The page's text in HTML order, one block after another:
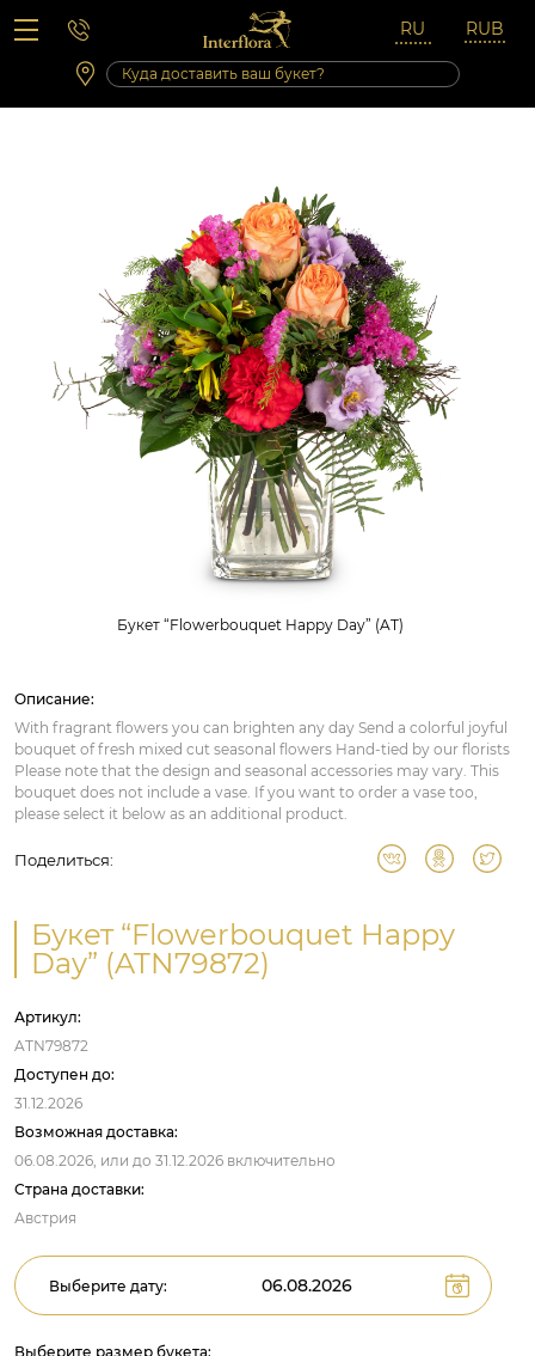
Вопросы-ответы
Сб 10:00 ‐ 14:00
Выходные и праздничные дни
Букет “Flowerbouquet Happy Day” (AT)
Описание:
With fragrant flowers you can brighten any day Send a colorful joyful
bouquet of fresh mixed cut seasonal flowers Hand-tied by our florists
Please note that the design and seasonal accessories may vary. This
bouquet does not include a vase. If you want to order a vase too,
please select it below as an additional product.
Поделиться:
Букет “Flowerbouquet Happy
Day” (ATN79872)
Артикул:
ATN79872
Доступен до:
31.12.2026
Возможная доставка:
06.08.2026, или до 31.12.2026 включительно
Страна доставки:
Австрия
Выберите дату:
Выберите размер букета: